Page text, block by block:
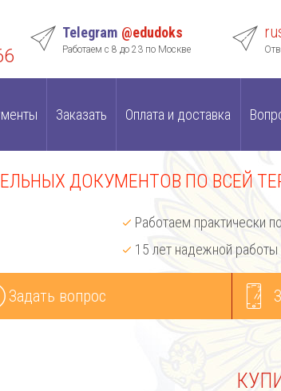
Telegram @edudoks
Работаем с 8 до 23 по Москве
Заказать Оплата и доставка
ДОКУМЕНТОВ ПО ВСЕЙ
Работаем практически
15 лет надежной работы
Задать вопрос